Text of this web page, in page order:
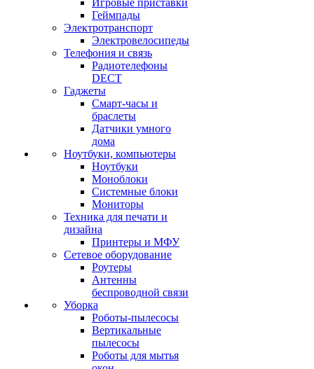
Игровые приставки
Геймпады
Электротранспорт
Электровелосипеды
Телефония и связь
Радиотелефоны
DECT
Гаджеты
Смарт-часы и
браслеты
Датчики умного
дома
Ноутбуки, компьютеры
Ноутбуки
Моноблоки
Системные блоки
Мониторы
Техника для печати и
дизайна
Принтеры и МФУ
Сетевое оборудование
Роутеры
Антенны
беспроводной связи
Уборка
Роботы-пылесосы
Вертикальные
пылесосы
Роботы для мытья